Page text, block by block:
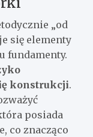
„od
się elementy
fundamenty.
konstrukcji.
posiada
co znacząco